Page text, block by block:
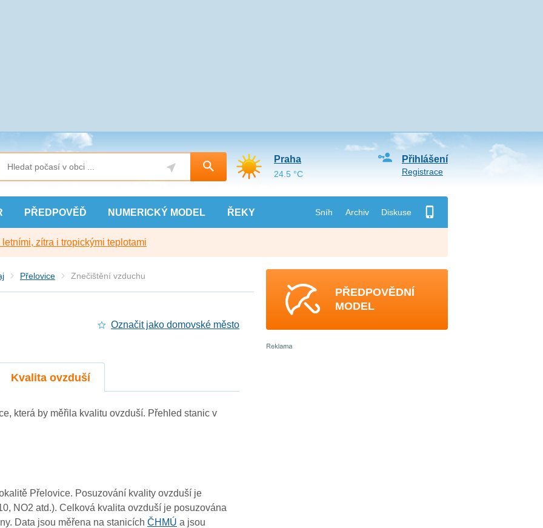
PŘEDPOVĚĎ NUMERICKÝ MODEL ŘEKY Sníh Archiv Diskuse
Přihlášení
Registrace
Praha
24.5 °C
zítra i tropickými teplotami
Přelovice Znečištění vzduchu
Označit jako domovské město
Kvalita ovzduší
která by měřila kvalitu ovzduší. Přehled stanic v
Přelovice. Posuzování kvality ovzduší je
NO2 atd.). Celková kvalita ovzduší je posuzována
Data jsou měřena na stanicíchČHMÚ a jsou
3
PŘEDPOVĚDNÍ
MODEL